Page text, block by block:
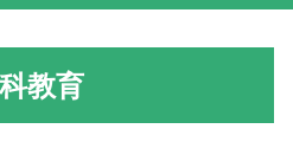
教育